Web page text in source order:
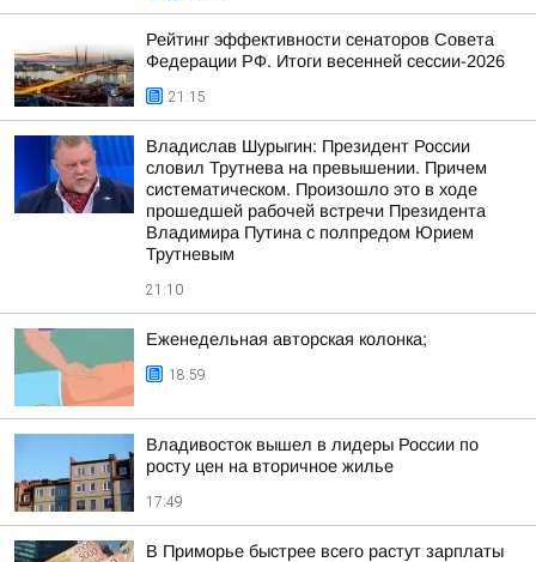
Рейтинг эффективности сенаторов Совета
Федерации РФ. Итоги весенней сессии-2026
21:15
Владислав Шурыгин: Президент России
словил Трутнева на превышении. Причем
систематическом. Произошло это в ходе
прошедшей рабочей встречи Президента
Владимира Путина с полпредом Юрием
Трутневым
21:10
Еженедельная авторская колонка;
18:59
Владивосток вышел в лидеры России по
росту цен на вторичное жилье
17:49
В Приморье быстрее всего растут зарплаты